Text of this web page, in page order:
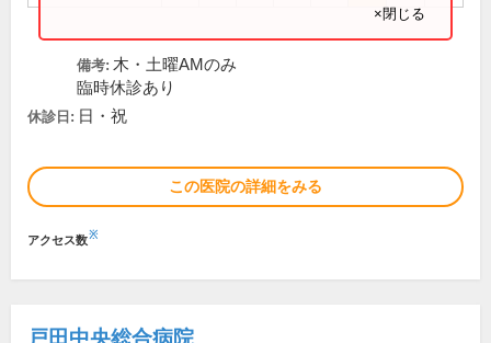
×閉じる
備考: 木・土曜AMのみ
臨時休診あり
休診日: 日・祝
この医院の詳細をみる
アクセス数※
戸田中央総合病院